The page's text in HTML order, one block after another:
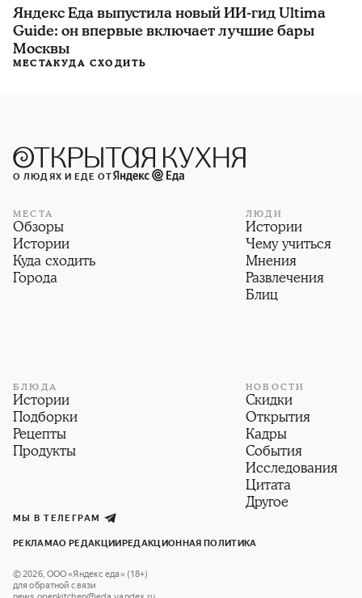
Яндекс Еда выпустила новый ИИ-гид Ultima
Guide: он впервые включает лучшие бары
Москвы
МЕСТАКУДА СХОДИТЬ
О ЛЮДЯХ И ЕДЕ ОТ
МЕСТА
Обзоры
Истории
Куда сходить
Города
ЛЮДИ
Истории
Чему учиться
Мнения
Развлечения
Блиц
БЛЮДА
Истории
Подборки
Рецепты
Продукты
НОВОСТИ
Скидки
Открытия
Кадры
События
Исследования
Цитата
Другое
МЫ В ТЕЛЕГРАМ
РЕКЛАМАО РЕДАКЦИИРЕДАКЦИОННАЯ ПОЛИТИКА
©2026, ООО «Яндекс еда» (18+)
для обратной связи